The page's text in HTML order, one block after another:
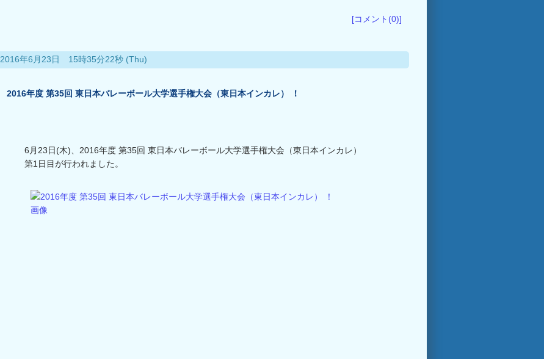
[コメント(0)]
2016年6月23日 15時35分22秒 (Thu)
2016年度 第35回 東日本バレーボール大学選手権大会（東日本インカレ） ！
6月23日(木)、2016年度 第35回 東日本バレーボール大学選手権大会（東日本インカレ）
第1日目が行われました。